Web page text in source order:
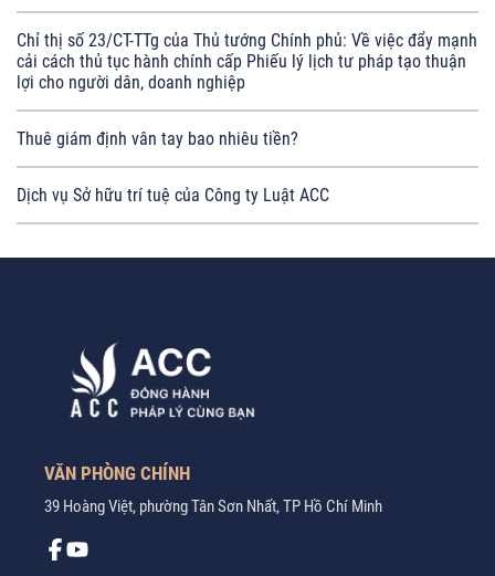
Chỉ thị số 23/CT-TTg của Thủ tướng Chính phủ: Về việc đẩy mạnh
cải cách thủ tục hành chính cấp Phiếu lý lịch tư pháp tạo thuận
lợi cho người dân, doanh nghiệp
Thuê giám định vân tay bao nhiêu tiền?
Dịch vụ Sở hữu trí tuệ của Công ty Luật ACC
VĂN PHÒNG CHÍNH
39 Hoàng Việt, phường Tân Sơn Nhất, TP Hồ Chí Minh